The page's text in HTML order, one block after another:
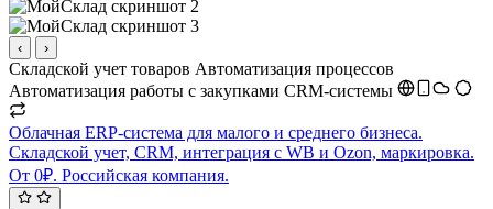
‹ ›
Складской учет товаров Автоматизация процессов
Автоматизация работы с закупками CRM-системы
Облачная ERP-система для малого и среднего бизнеса.
Складской учет, CRM, интеграция с WB и Ozon, маркировка.
От 0₽. Российская компания.